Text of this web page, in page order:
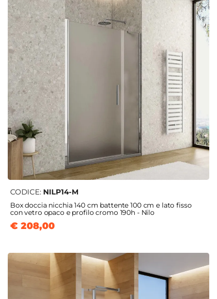
CODICE: NILP14-M
Box doccia nicchia 140 cm battente 100 cm e lato fisso
con vetro opaco e profilo cromo 190h - Nilo
€ 208,00